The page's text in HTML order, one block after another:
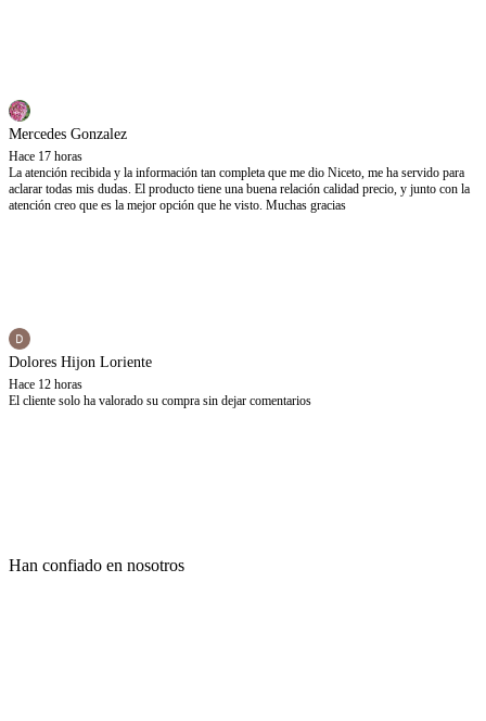
Mercedes Gonzalez
Hace 17 horas
La atención recibida y la información tan completa que me dio Niceto, me ha servido para
aclarar todas mis dudas. El producto tiene una buena relación calidad precio, y junto con la
atención creo que es la mejor opción que he visto. Muchas gracias
Dolores Hijon Loriente
Hace 12 horas
El cliente solo ha valorado su compra sin dejar comentarios
Han confiado en nosotros